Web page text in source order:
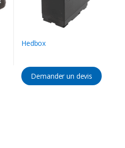
Hedbox
Demander un devis